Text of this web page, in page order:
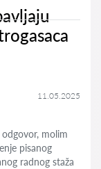
11.05.2025
molim
pisanog
radnog staža